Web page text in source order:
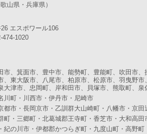
山県・兵庫県）
エスポワール106
1020
市、箕面市、豊中市、能勢町、豊能町、吹田市
、東大阪市、八尾市、柏原市、松原市、羽曳野
大津市、忠岡町、岸和田市、貝塚市、熊取町、
川町・川西市・伊丹市・尼崎市
都市・長岡京市・乙訓群大山崎町・八幡市・京
町・三郷町・北葛城郡王寺町・香芝市・大和高
紀の川市・伊都郡かつらぎ町・九度山町・高野町